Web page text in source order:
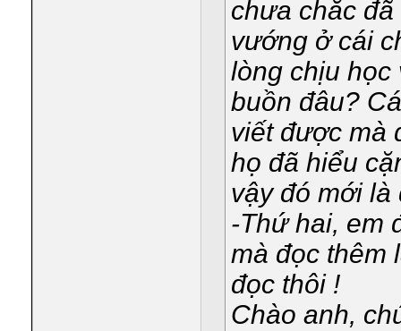
chưa chắc
vướng ở cái
lòng chịu học
buồn đâu?
viết được mà
họ đã hiểu
vậy đó mới
-Thứ hai, em
mà đọc thêm
đọc thôi !
Chào anh,